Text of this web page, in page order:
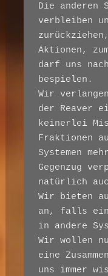
Die anderen
verbleiben
Aktionen,
darf uns
bespielen.
Wir
der Reaver
keinerlei
Fraktionen
Systemen
Gegenzug
natürlich
Wir bieten
an, falls
in andere
Wir wollen
eine
uns immer